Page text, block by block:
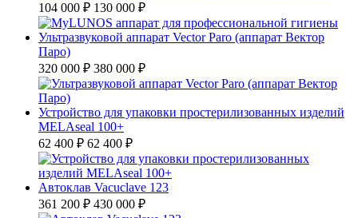
104 000 ₽ 130 000 ₽
Ультразвуковой аппарат Vector Paro (аппарат Вектор
Паро)
320 000 ₽ 380 000 ₽
Устройство для упаковки простерилизованных изделий
MELAseal 100+
62 400 ₽ 62 400 ₽
Автоклав Vacuclave 123
361 200 ₽ 430 000 ₽